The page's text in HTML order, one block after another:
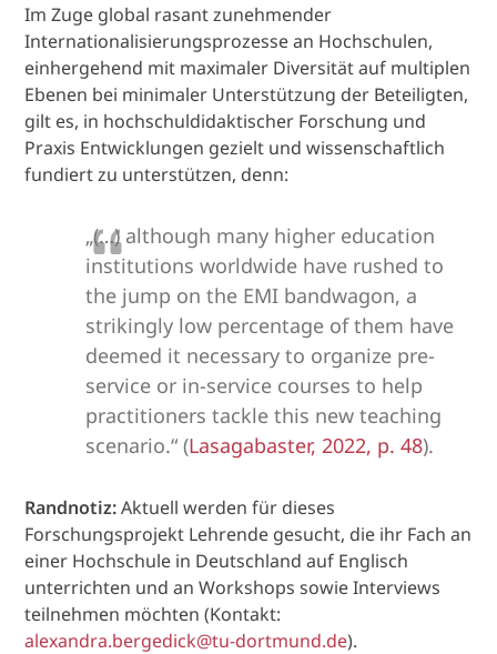
Im Zuge global rasant zunehmender
Internationalisierungsprozesse an Hochschulen,
einhergehend mit maximaler Diversität auf multiplen
Ebenen bei minimaler Unterstützung der Beteiligten,
gilt es, in hochschuldidaktischer Forschung und
Praxis Entwicklungen gezielt und wissenschaftlich
fundiert zu unterstützen, denn:
„(…) although many higher education
institutions worldwide have rushed to
the jump on the EMI bandwagon, a
strikingly low percentage of them have
deemed it necessary to organize pre-
service or in-service courses to help
practitioners tackle this new teaching
scenario.“ (Lasagabaster, 2022, p. 48).
Randnotiz:Aktuell werden für dieses
Forschungsprojekt Lehrende gesucht, die ihr Fach an
einer Hochschule in Deutschland auf Englisch
unterrichten und an Workshops sowie Interviews
teilnehmen möchten (Kontakt:
alexandra.bergedick@tu-dortmund.de).